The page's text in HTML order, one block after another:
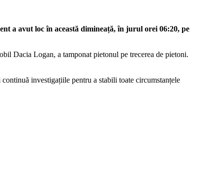
a avut loc în această dimineață, în jurul orei 06:20, pe
Dacia Logan, a tamponat pietonul pe trecerea de pietoni.
investigațiile pentru a stabili toate circumstanțele